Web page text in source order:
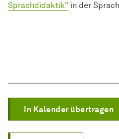
Sprachdidaktik" in der
In Kalender übertragen